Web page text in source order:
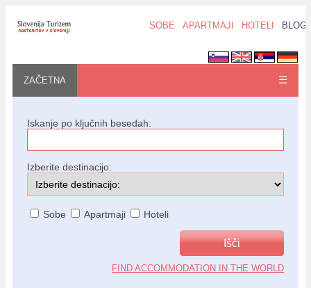
SOBE APARTMAJI HOTELI BLOG
ZAČETNA ☰
Iskanje po ključnih besedah:
Izberite destinacijo:
Sobe Apartmaji Hoteli
FIND ACCOMMODATION IN THE WORLD